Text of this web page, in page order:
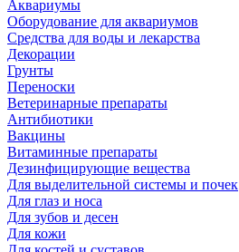
Аквариумы
Оборудование для аквариумов
Средства для воды и лекарства
Декорации
Грунты
Переноски
Ветеринарные препараты
Антибиотики
Вакцины
Витаминные препараты
Дезинфицирующие вещества
Для выделительной системы и почек
Для глаз и носа
Для зубов и десен
Для кожи